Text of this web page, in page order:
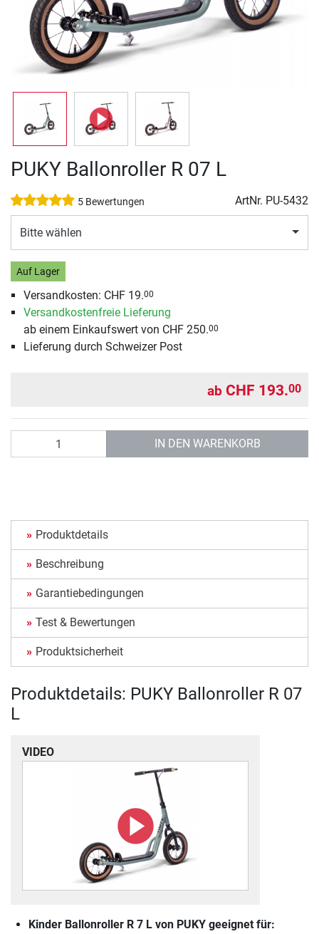
PUKY Ballonroller R 07 L
5 Bewertungen ArtNr. PU-5432
Bitte wählen
Auf Lager
Versandkosten: CHF 19.00
Versandkostenfreie Lieferung
ab einem Einkaufswert von CHF 250.00
Lieferung durch Schweizer Post
ab CHF 193.00
IN DEN WARENKORB
Produktdetails
Beschreibung
Garantiebedingungen
Test & Bewertungen
Produktsicherheit
Produktdetails: PUKY Ballonroller R 07
L
VIDEO
Kinder Ballonroller R 7 L von PUKY geeignet für: